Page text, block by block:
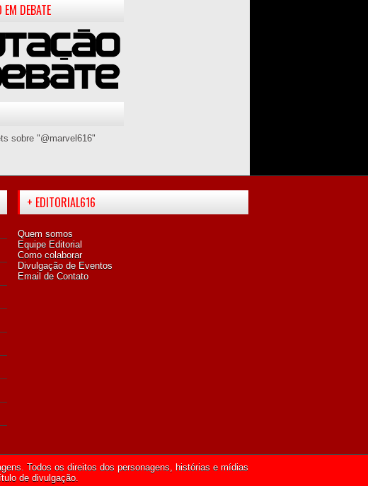
DEBATE
sobre "@marvel616"
+ EDITORIAL616
Quem somos
Equipe Editorial
Como colaborar
Divulgação de Eventos
Email de Contato
Todos os direitos dos personagens, histórias e mídias
de divulgação.